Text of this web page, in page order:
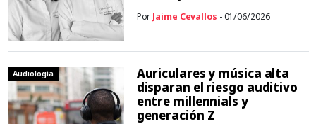
Por Jaime Cevallos - 01/06/2026
Audiología
Auriculares y música alta
disparan el riesgo auditivo
entre millennials y
generación Z